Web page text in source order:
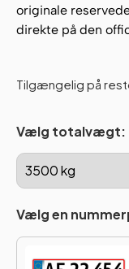
originale
direkte på den
Tilgængelig på
Vælg totalvægt:
Vælg en